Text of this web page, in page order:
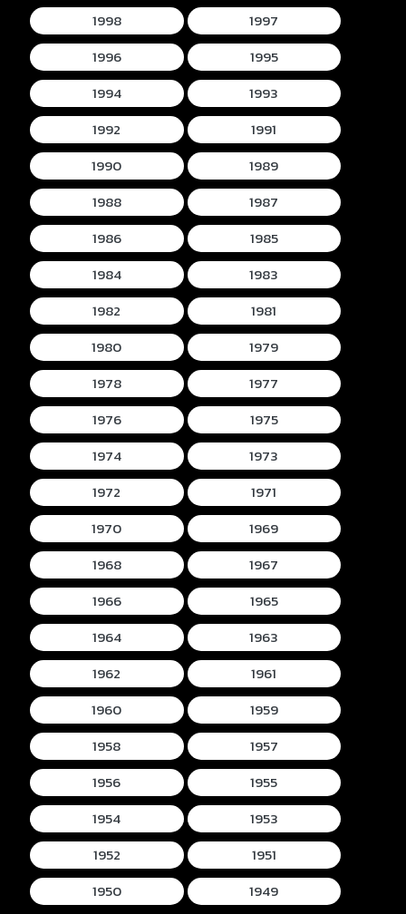
1998
1997
1996
1995
1994
1993
1992
1991
1990
1989
1988
1987
1986
1985
1984
1983
1982
1981
1980
1979
1978
1977
1976
1975
1974
1973
1972
1971
1970
1969
1968
1967
1966
1965
1964
1963
1962
1961
1960
1959
1958
1957
1956
1955
1954
1953
1952
1951
1950
1949